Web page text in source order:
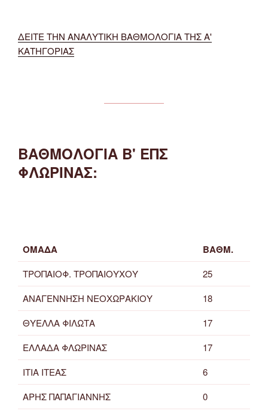
ΔΕΙΤΕ ΤΗΝ ΑΝΑΛΥΤΙΚΗ ΒΑΘΜΟΛΟΓΙΑ ΤΗΣ Α'
ΚΑΤΗΓΟΡΙΑΣ
ΒΑΘΜΟΛΟΓΙΑ Β' ΕΠΣ
ΦΛΩΡΙΝΑΣ:
ΟΜΑΔΑ ΒΑΘΜ.
ΤΡΟΠΑΙΟΦ. ΤΡΟΠΑΙΟΥΧΟΥ
25
ΑΝΑΓΕΝΝΗΣΗ ΝΕΟΧΩΡΑΚΙΟΥ
18
ΘΥΕΛΛΑ ΦΙΛΩΤΑ
17
ΕΛΛΑΔΑ ΦΛΩΡΙΝΑΣ
17
ΙΤΙΑ ΙΤΕΑΣ
6
ΑΡΗΣ ΠΑΠΑΓΙΑΝΝΗΣ
0